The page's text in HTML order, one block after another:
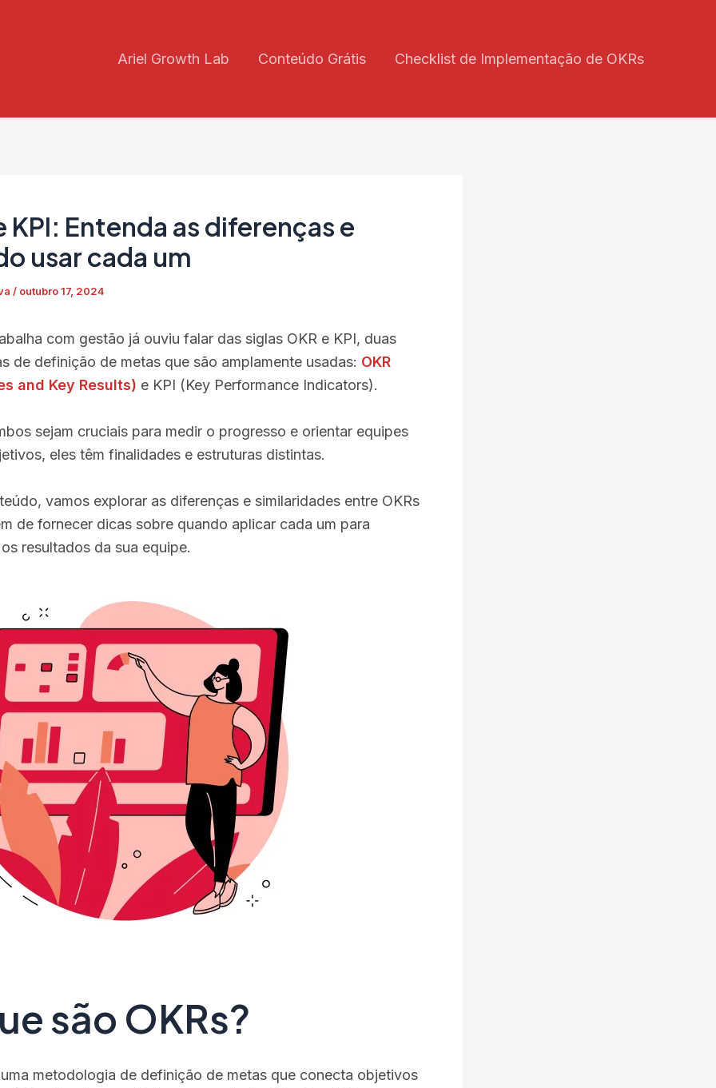
Ariel Growth Lab Conteúdo Grátis Checklist de Implementação de OKRs
KPI: Entenda as diferenças e
usar cada um
/ outubro 17, 2024
com gestão já ouviu falar das siglas OKR e KPI, duas
de definição de metas que são amplamente usadas: OKR
and Key Results) e KPI (Key Performance Indicators).
sejam cruciais para medir o progresso e orientar equipes
eles têm finalidades e estruturas distintas.
vamos explorar as diferenças e similaridades entre OKRs
de fornecer dicas sobre quando aplicar cada um para
resultados da sua equipe.
são OKRs?
metodologia de definição de metas que conecta objetivos